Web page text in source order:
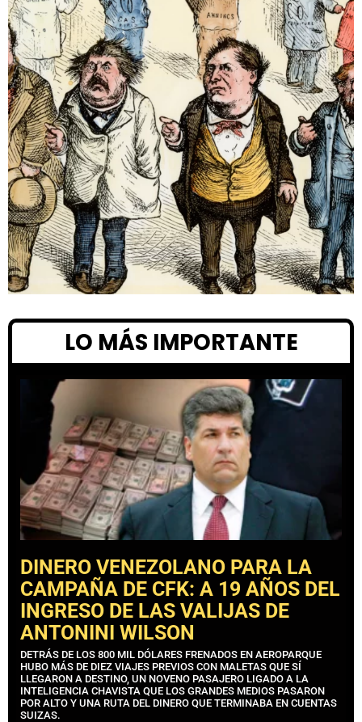
LO MÁS IMPORTANTE
DINERO VENEZOLANO PARA LA
CAMPAÑA DE CFK: A 19 AÑOS DEL
INGRESO DE LAS VALIJAS DE
ANTONINI WILSON
DETRÁS DE LOS 800 MIL DÓLARES FRENADOS EN AEROPARQUE
HUBO MÁS DE DIEZ VIAJES PREVIOS CON MALETAS QUE SÍ
LLEGARON A DESTINO, UN NOVENO PASAJERO LIGADO A LA
INTELIGENCIA CHAVISTA QUE LOS GRANDES MEDIOS PASARON
POR ALTO Y UNA RUTA DEL DINERO QUE TERMINABA EN CUENTAS
SUIZAS.